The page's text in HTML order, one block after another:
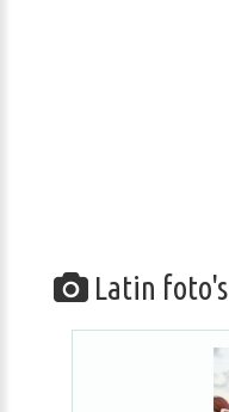
Latin foto's